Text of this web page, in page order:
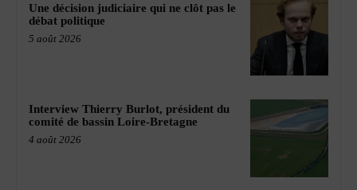
Une décision judiciaire qui ne clôt pas le
débat politique
5 août 2026
Interview Thierry Burlot, président du
comité de bassin Loire-Bretagne
4 août 2026